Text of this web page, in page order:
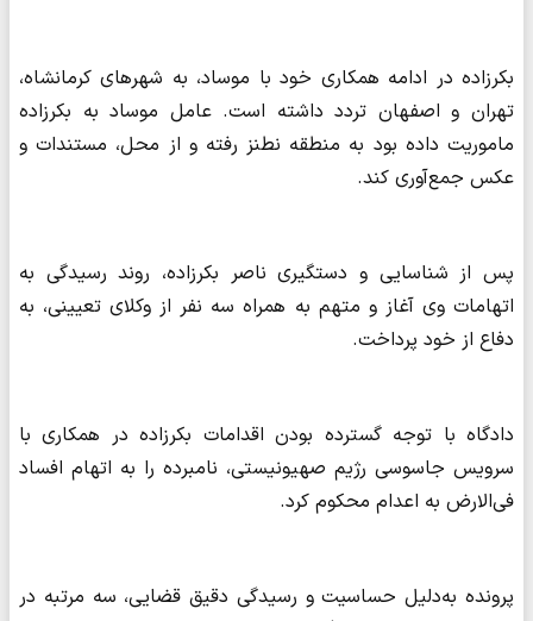
بکرزاده در ادامه همکاری خود با موساد، به شهرهای کرمانشاه،
تهران و اصفهان تردد داشته است. عامل موساد به بکرزاده
ماموریت داده بود به منطقه نطنز رفته و از محل، مستندات و
عکس جمع‌آوری کند.
پس از شناسایی و دستگیری ناصر بکرزاده، روند رسیدگی به
اتهامات وی آغاز و متهم به همراه سه نفر از وکلای تعیینی، به
دفاع از خود پرداخت.
دادگاه با توجه گسترده بودن اقدامات بکرزاده در همکاری با
سرویس جاسوسی رژیم صهیونیستی، نامبرده را به اتهام افساد
فی‌الارض به اعدام محکوم کرد.
پرونده به‌دلیل حساسیت و رسیدگی دقیق قضایی، سه مرتبه در